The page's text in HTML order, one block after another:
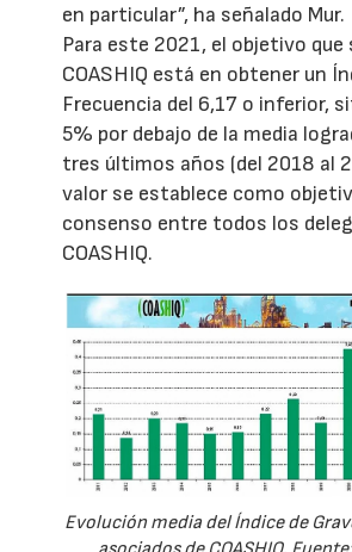
en particular”, ha señalado Mur.
Para este 2021, el objetivo que
COASHIQ está en obtener un
Frecuencia del 6,17 o inferior,
5% por debajo de la media
tres últimos años (del 2018 al
valor se establece como
consenso entre todos los
COASHIQ.
Evolución media del Índice de